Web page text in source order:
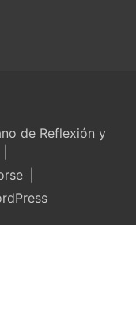
de Reflexión y